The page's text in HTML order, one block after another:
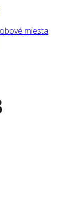
miesta